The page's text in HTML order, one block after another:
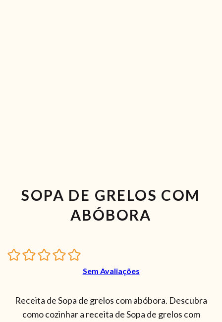
SOPA DE GRELOS COM
ABÓBORA
Sem Avaliações
Receita de Sopa de grelos com abóbora. Descubra
como cozinhar a receita de Sopa de grelos com